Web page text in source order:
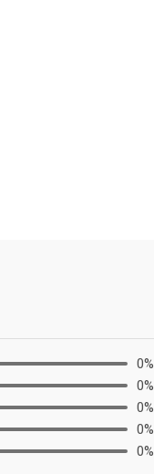
0%
0%
0%
0%
0%